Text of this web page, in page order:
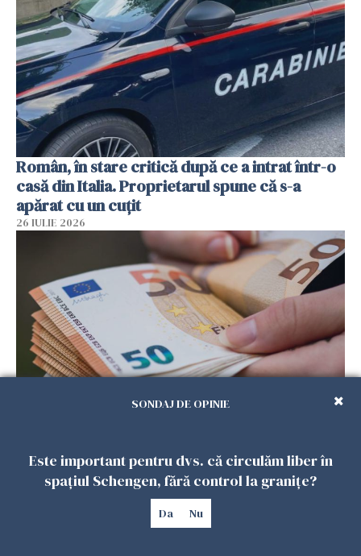
Român, în stare critică după ce a intrat într-o
casă din Italia. Proprietarul spune că s-a
apărat cu un cuțit
26 IULIE 2026
ascunși de autorități
26 IULIE 2026
SONDAJ DE OPINIE
Este important pentru dvs. că circulăm liber în
spațiul Schengen, fără control la granițe?
Da Nu